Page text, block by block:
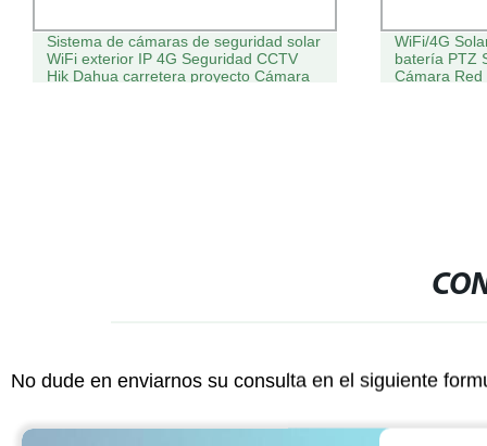
Sistema de cámaras de seguridad solar
WiFi exterior IP 4G Seguridad CCTV
Hik Dahua carretera proyecto Cámara
WiFi/4G
batería PTZ
Cámara
No dude en enviarnos su consulta en el siguiente